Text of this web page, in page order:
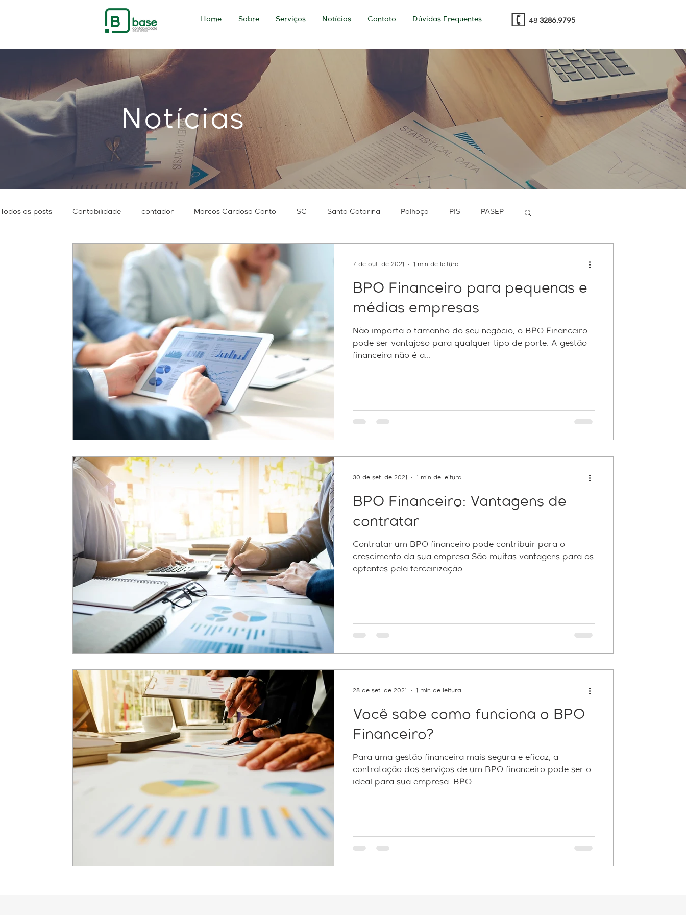
Home Sobre Serviços Notícias Contato Dúvidas Frequentes 48 3286.9795
Notícias
Todos os posts Contabilidade contador Marcos Cardoso Canto SC Santa Catarina Palhoça PIS PASEP
Banco do Brasil Caixa Econômica Federal
Consolidação de Débitos Débitos Previdenciários RH Reforma do IR
Imposto de Renda base de cálculo Base Contabilidade tecnologia Sped fundos patriminiais Perícia Contábil
BPO Financeiro para pequenas e
médias empresas
Não importa o tamanho do seu negócio, o BPO Financeiro
pode ser vantajoso para qualquer tipo de porte. A gestão
financeira não é a...
7 de out. de 2021 1 min de leitura
BPO Financeiro: Vantagens de
contratar
Contratar um BPO financeiro pode contribuir para o
crescimento da sua empresa São muitas vantagens para os
optantes pela terceirização...
30 de set. de 2021 1 min de leitura
Você sabe como funciona o BPO
Financeiro?
Para uma gestão financeira mais segura e eficaz, a
contratação dos serviços de um BPO financeiro pode ser o
ideal para sua empresa. BPO...
28 de set. de 2021 1 min de leitura